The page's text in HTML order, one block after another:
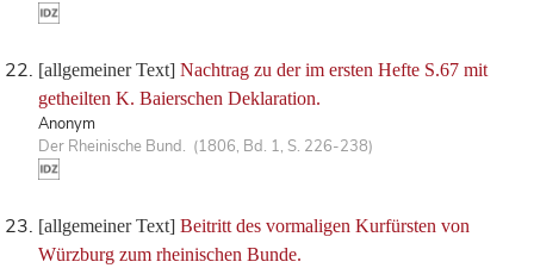
[allgemeiner Text] Nachtrag zu der im ersten Hefte S.67 mit
getheilten K. Baierschen Deklaration.
Anonym
Der Rheinische Bund. (1806, Bd. 1, S. 226-238)
[allgemeiner Text] Beitritt des vormaligen Kurfürsten von
Würzburg zum rheinischen Bunde.